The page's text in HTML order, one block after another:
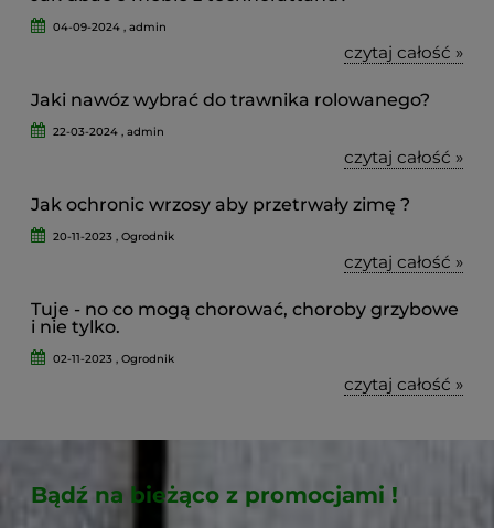
04-09-2024 , admin
czytaj całość »
Jaki nawóz wybrać do trawnika rolowanego?
22-03-2024 , admin
czytaj całość »
Jak ochronic wrzosy aby przetrwały zimę ?
20-11-2023 , Ogrodnik
czytaj całość »
Tuje - no co mogą chorować, choroby grzybowe
i nie tylko.
02-11-2023 , Ogrodnik
czytaj całość »
Bądź na bieżąco z promocjami !